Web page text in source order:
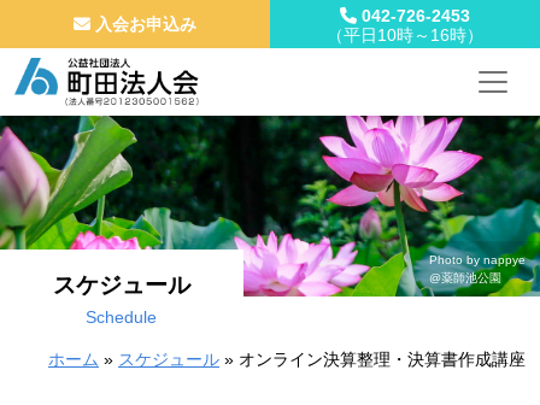
コンテンツへスキップ
メインナビゲーション
入会お申込み
042-726-2453
（平日10時～16時）
スケジュール
Schedule
Photo by nappye
@薬師池公園
ホーム » スケジュール » オンライン決算整理・決算書作成講座